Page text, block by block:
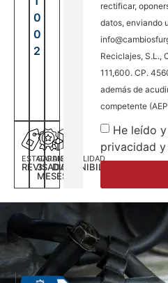
ESTADO
REVISADA
GARANTÍA
3
MESES
DISPONILIDAD
DISPONIBILIDAD
0
0
2
rectificar,
datos, enviando
Reciclajes, S.L.,
111,600. CP.
además de
competente
He leído
privacidad